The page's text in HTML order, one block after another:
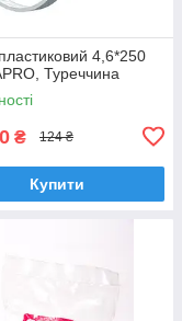
4,6*250
Туреччина
₴ 124 ₴
Купити